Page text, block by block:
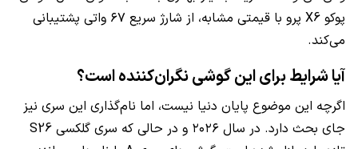
پوکو X6 پرو با قیمتی مشابه، از شارژ سریع ۶۷ واتی پشتیبانی
می‌کند.
آیا شرایط برای این گوشی نگران‌کننده است؟
اگرچه این موضوع پایان دنیا نیست، اما نام‌گذاری این سری نیز
جای بحث دارد. در سال ۲۰۲۶ و در حالی که سری گلکسی S26